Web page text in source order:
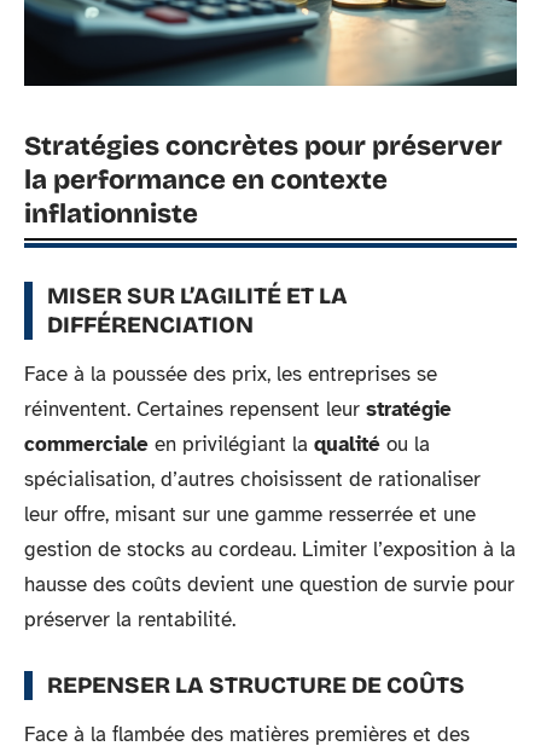
Stratégies concrètes pour préserver
la performance en contexte
inflationniste
MISER SUR L’AGILITÉ ET LA
DIFFÉRENCIATION
Face à la poussée des prix, les entreprises se
réinventent. Certaines repensent leur stratégie
commerciale en privilégiant la qualité ou la
spécialisation, d’autres choisissent de rationaliser
leur offre, misant sur une gamme resserrée et une
gestion de stocks au cordeau. Limiter l’exposition à la
hausse des coûts devient une question de survie pour
préserver la rentabilité.
REPENSER LA STRUCTURE DE COÛTS
Face à la flambée des matières premières et des